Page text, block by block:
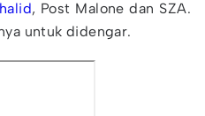
, Post Malone dan SZA.
untuk didengar.